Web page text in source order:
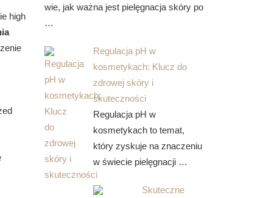
high
wie, jak ważna jest pielęgnacja skóry po
…
Regulacja pH w
kosmetykach: Klucz do
zdrowej skóry i
skuteczności
Regulacja pH w
kosmetykach to temat,
który zyskuje na znaczeniu
w świecie pielęgnacji …
Skuteczne